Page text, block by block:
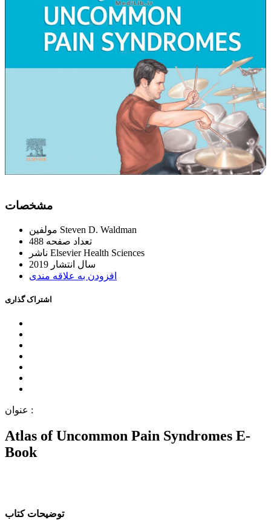
ﻣﺸﺨﺼﺎﺕ
Steven D. Waldman
ﺗﻌﺪاﺩ ﺻﻔﺤﻪ 488
Elsevier Health Sciences
ﺳﺎﻝ اﻧﺘﺸﺎﺭ 2019
اﻓﺰﻭﺩﻥ ﺑﻪ ﻋﻼﻗﻪ ﻣﻨﺪﯼ
اﺷﺘﺮاﮎ ﮔﺬاﺭﯼ
ﻋﻨﻮاﻥ :
Atlas of Uncommon Pain Syndromes E-
Book
ﺗﻮﺿﯿﺤﺎﺕ ﮐﺘﺎﺏ